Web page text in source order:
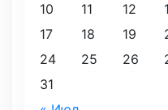
10
11 12
17
18 19
24
25 26
31